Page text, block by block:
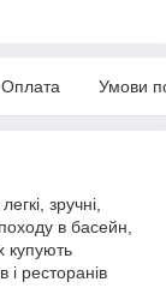
Оплата Умови
зручні,
в басейн,
купують
і ресторанів